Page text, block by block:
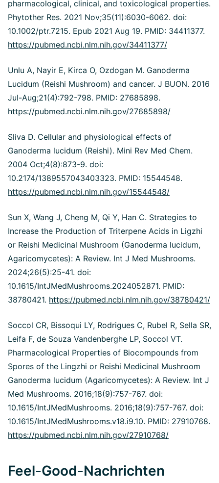
pharmacological, clinical, and toxicological properties.
Phytother Res. 2021 Nov;35(11):6030-6062. doi:
10.1002/ptr.7215. Epub 2021 Aug 19. PMID: 34411377.
https://pubmed.ncbi.nlm.nih.gov/34411377/
Unlu A, Nayir E, Kirca O, Ozdogan M. Ganoderma
Lucidum (Reishi Mushroom) and cancer. J BUON. 2016
Jul-Aug;21(4):792-798. PMID: 27685898.
https://pubmed.ncbi.nlm.nih.gov/27685898/
Sliva D. Cellular and physiological effects of
Ganoderma lucidum (Reishi). Mini Rev Med Chem.
2004 Oct;4(8):873-9. doi:
10.2174/1389557043403323. PMID: 15544548.
https://pubmed.ncbi.nlm.nih.gov/15544548/
Sun X, Wang J, Cheng M, Qi Y, Han C. Strategies to
Increase the Production of Triterpene Acids in Ligzhi
or Reishi Medicinal Mushroom (Ganoderma lucidum,
Agaricomycetes): A Review. Int J Med Mushrooms.
2024;26(5):25-41. doi:
10.1615/IntJMedMushrooms.2024052871. PMID:
38780421. https://pubmed.ncbi.nlm.nih.gov/38780421/
Soccol CR, Bissoqui LY, Rodrigues C, Rubel R, Sella SR,
Leifa F, de Souza Vandenberghe LP, Soccol VT.
Pharmacological Properties of Biocompounds from
Spores of the Lingzhi or Reishi Medicinal Mushroom
Ganoderma lucidum (Agaricomycetes): A Review. Int J
Med Mushrooms. 2016;18(9):757-767. doi:
10.1615/IntJMedMushrooms. 2016;18(9):757-767. doi:
10.1615/IntJMedMushrooms.v18.i9.10. PMID: 27910768.
https://pubmed.ncbi.nlm.nih.gov/27910768/
Feel-Good-Nachrichten